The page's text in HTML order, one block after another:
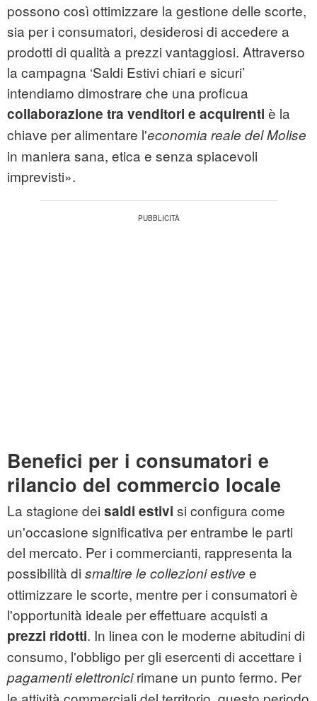
possono così ottimizzare la gestione delle scorte,
sia per i consumatori, desiderosi di accedere a
prodotti di qualità a prezzi vantaggiosi. Attraverso
la campagna ‘Saldi Estivi chiari e sicuri’
intendiamo dimostrare che una proficua
collaborazione tra venditori e acquirenti è la
chiave per alimentare l'economia reale del Molise
in maniera sana, etica e senza spiacevoli
imprevisti».
Benefici per i consumatori e
rilancio del commercio locale
La stagione dei saldi estivi si configura come
un'occasione significativa per entrambe le parti
del mercato. Per i commercianti, rappresenta la
possibilità di smaltire le collezioni estive e
ottimizzare le scorte, mentre per i consumatori è
l'opportunità ideale per effettuare acquisti a
prezzi ridotti. In linea con le moderne abitudini di
consumo, l'obbligo per gli esercenti di accettare i
pagamenti elettronicirimane un punto fermo. Per